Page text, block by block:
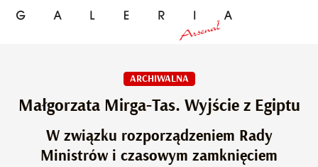
ARCHIWALNA
Małgorzata Mirga-Tas. Wyjście z Egiptu
W związku rozporządzeniem Rady
Ministrów i czasowym zamknięciem